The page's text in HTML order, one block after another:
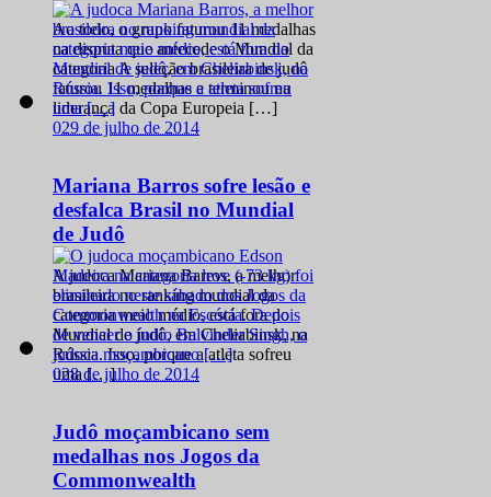
Ao todo, o grupo faturou 11 medalhas
na disputa que antecede o Mundial da
categoria A seleção brasileira de judô
faturou 11 medalhas e terminou na
liderança da Copa Europeia […]
029 de julho de 2014
Mariana Barros sofre lesão e
desfalca Brasil no Mundial
de Judô
A judoca Mariana Barros, a melhor
brasileira no ranking mundial da
categoria meio médio, está fora do
Mundial de judô, em Cheliabinsk, na
Rússia. Isso, porque a atleta sofreu
uma […]
028 de julho de 2014
Judô moçambicano sem
medalhas nos Jogos da
Commonwealth